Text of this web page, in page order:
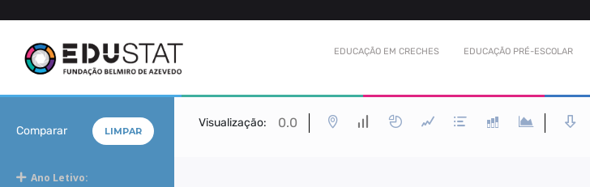
EDUCAÇÃO EM CRECHES EDUCAÇÃO PRÉ-ESCOLAR
Comparar LIMPAR
Ano Letivo:
Visualização: 0.0